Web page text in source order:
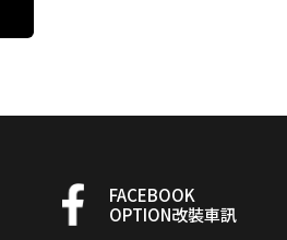
FACEBOOK
OPTION改裝車訊